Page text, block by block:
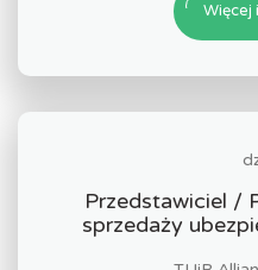
Więcej
Przedstawiciel /
sprzedaży